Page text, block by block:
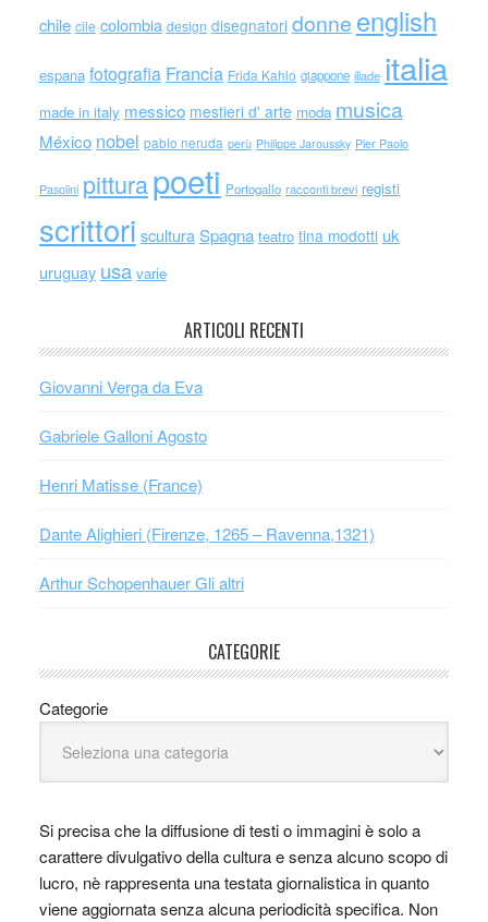
chile cile colombia design disegnatori donne english
espana fotografia Francia Frida Kahlo giappone iliade italia
made in italy messico mestieri d' arte moda musica
México nobel pablo neruda perù Philippe Jaroussky Pier Paolo
Pasolini pitturapoeti Portogallo racconti brevi registi
scrittori sculturaSpagna teatro tina modotti uk
uruguay usa varie
ARTICOLI RECENTI
Giovanni Verga da Eva
Gabriele Galloni Agosto
Henri Matisse (France)
Dante Alighieri (Firenze, 1265 – Ravenna,1321)
Arthur Schopenhauer Gli altri
CATEGORIE
Categorie
Si precisa che la diffusione di testi o immagini è solo a
carattere divulgativo della cultura e senza alcuno scopo di
lucro, nè rappresenta una testata giornalistica in quanto
viene aggiornata senza alcuna periodicità specifica. Non